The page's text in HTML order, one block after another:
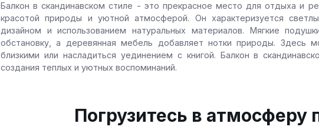
Балкон в скандинавском стиле - это прекрасное место для отдыха и
красотой природы и уютной атмосферой. Он характеризуется
дизайном и использованием натуральных материалов. Мягкие
обстановку, а деревянная мебель добавляет нотки природы. Здесь
близкими или насладиться уединением с книгой. Балкон в
создания теплых и уютных воспоминаний.
Погрузитесь в атмосферу